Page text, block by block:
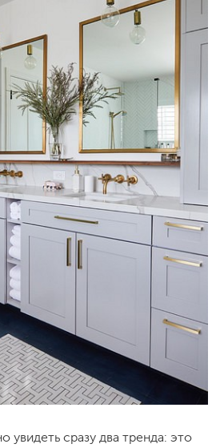
сразу два тренда: это